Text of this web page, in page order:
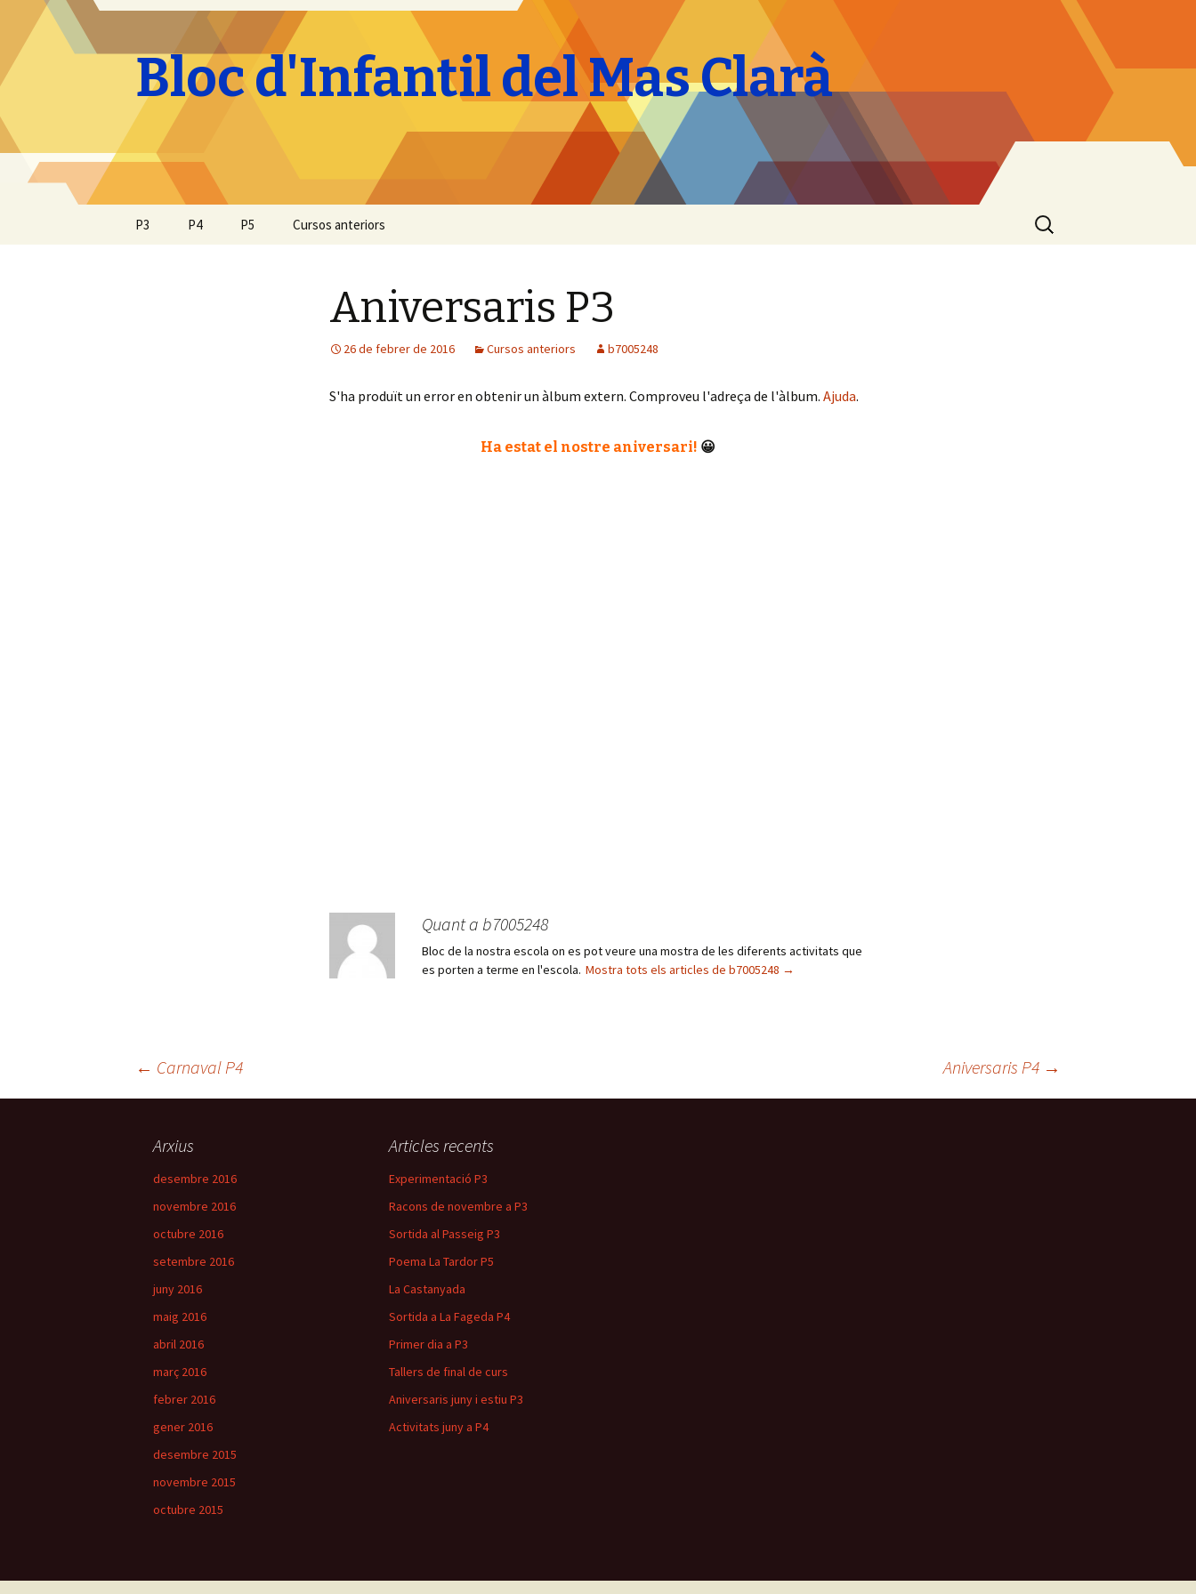
Bloc d'Infantil del Mas Clarà
Vés
P3 P4 P5 Cursos anteriors Cerca:
Aniversaris P3
26 de febrer de 2016 Cursos anteriors b7005248
S'ha produït un error en obtenir un àlbum extern. Comproveu l'adreça de l'àlbum. Ajuda.
Ha estat el nostre aniversari! 😀
Quant a b7005248
Bloc de la nostra escola on es pot veure una mostra de les diferents activitats que
es porten a terme en l'escola. Mostra tots els articles de b7005248 →
Navegació
articles
← Carnaval P4 Aniversaris P4 →
Arxius
desembre 2016
novembre 2016
octubre 2016
setembre 2016
juny 2016
maig 2016
abril 2016
març 2016
febrer 2016
gener 2016
desembre 2015
novembre 2015
octubre 2015
Articles recents
Experimentació P3
Racons de novembre a P3
Sortida al Passeig P3
Poema La Tardor P5
La Castanyada
Sortida a La Fageda P4
Primer dia a P3
Tallers de final de curs
Aniversaris juny i estiu P3
Activitats juny a P4